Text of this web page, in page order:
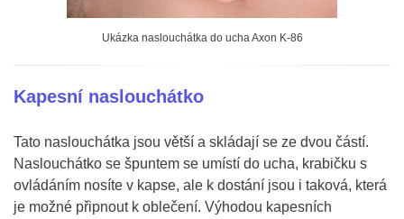
Ukázka naslouchátka do ucha Axon K-86
Kapesní naslouchátko
Tato naslouchátka jsou větší a skládají se ze dvou částí.
Naslouchátko se špuntem se umístí do ucha, krabičku s
ovládáním nosíte v kapse, ale k dostání jsou i taková, která
je možné připnout k oblečení. Výhodou kapesních